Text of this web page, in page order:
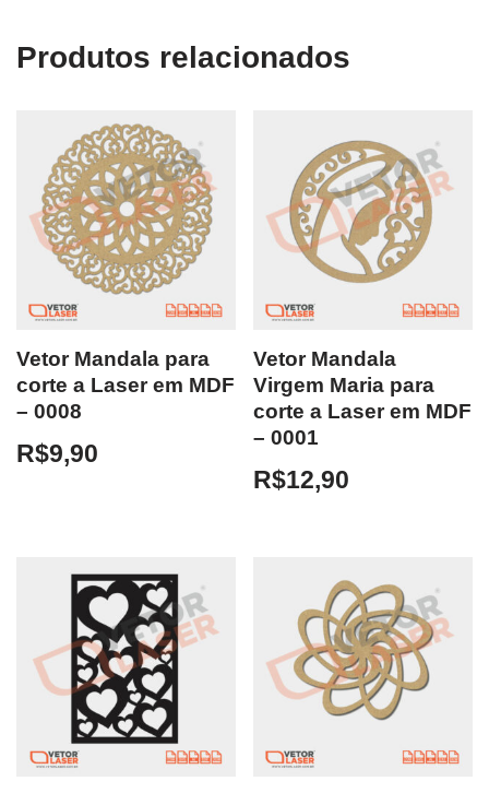
Produtos relacionados
Vetor Mandala para
corte a Laser em MDF
– 0008
R$9,90
Vetor Mandala
Virgem Maria para
corte a Laser em MDF
– 0001
R$12,90